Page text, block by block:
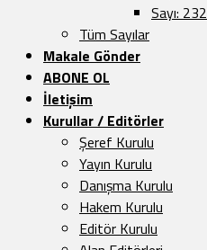
Sayı: 232
Tüm Sayılar
Makale Gönder
ABONE OL
İletişim
Kurullar / Editörler
Şeref Kurulu
Yayın Kurulu
Danışma Kurulu
Hakem Kurulu
Editör Kurulu